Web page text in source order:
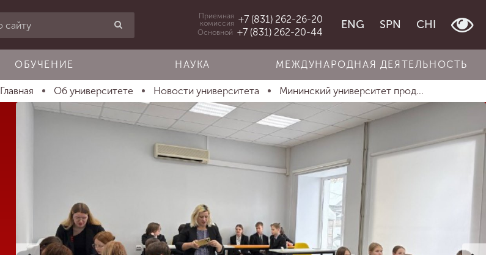
Приемная
комиссия +7 (831) 262-26-20
Основной +7 (831) 262-20-44
ENG SPN CHI
ОБУЧЕНИЕ НАУКА МЕЖДУНАРОДНАЯ ДЕЯТЕЛЬНОСТЬ
Главная Об университете Новости университета Мининский университет прод...